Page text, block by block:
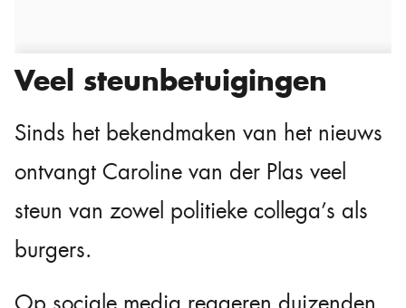
Veel steunbetuigingen
Sinds het bekendmaken van het nieuws
ontvangt Caroline van der Plas veel
steun van zowel politieke collega’s als
burgers.